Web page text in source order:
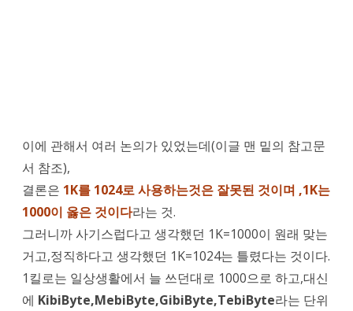
이에 관해서 여러 논의가 있었는데(이글 맨 밑의 참고문
서 참조),
결론은 1K를 1024로 사용하는것은 잘못된 것이며 ,1K는
1000이 옳은 것이다라는 것.
그러니까 사기스럽다고 생각했던 1K=1000이 원래 맞는
거고,정직하다고 생각했던 1K=1024는 틀렸다는 것이다.
1킬로는 일상생활에서 늘 쓰던대로 1000으로 하고,대신
에 KibiByte,MebiByte,GibiByte,TebiByte라는 단위